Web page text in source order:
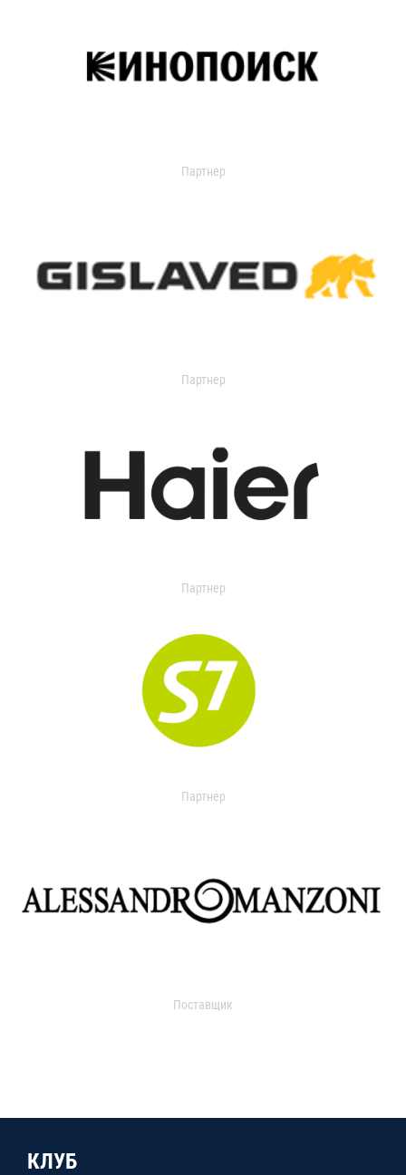
Партнер
Партнер
Партнер
Партнер
Поставщик
КЛУБ